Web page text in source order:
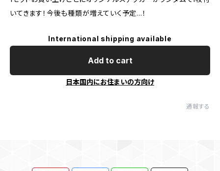
いてきます！今後も種類が増えていく予定…！
International shipping available
Add to cart
日本国内にお住まいの方向け
通報する